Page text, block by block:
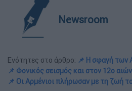
Newsroom
Ενότητες στο άρθρο: 📌 Η σφαγή των
📌 Φονικός σεισμός και στον 12ο
📌 Οι Αρμένιοι πλήρωσαν με τη ζωή